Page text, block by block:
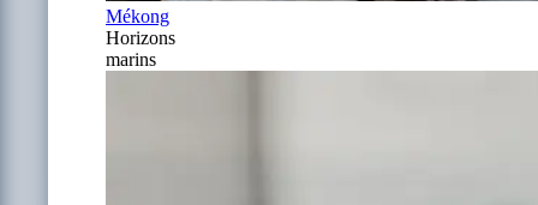
Mékong
Horizons
marins